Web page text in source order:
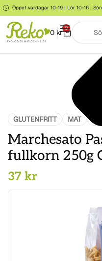
Öppet vardagar 10-19 | Lör 10-16 | Sön
0 kr
0
GLUTENFRITT MAT
Marchesato
fullkorn 250g
37 kr